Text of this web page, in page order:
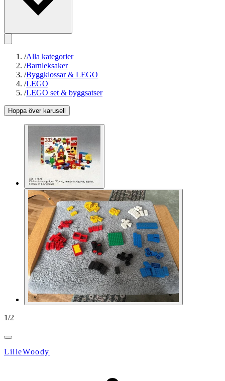
/Alla kategorier
/Barnleksaker
/Byggklossar & LEGO
/LEGO
/LEGO set & byggsatser
Hoppa över karusell
1/2
LilleWoody